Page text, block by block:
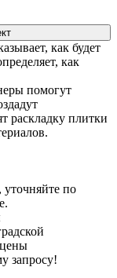
как будет
как
помогут
раскладку плитки
по
запросу!